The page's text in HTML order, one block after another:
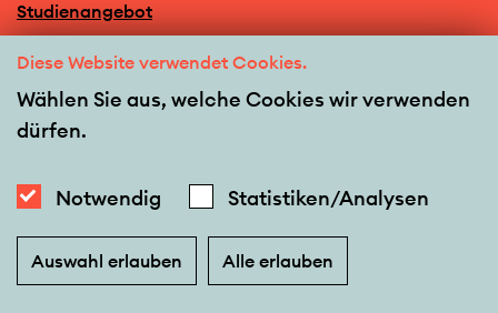
Studienangebot
Barrierefreiheit
Kontakt
Impressum | Datenschutz
Diese Website verwendet Cookies.
Wählen Sie aus, welche Cookies wir verwenden
dürfen.
Notwendig Statistiken/Analysen
Auswahl erlauben Alle erlauben